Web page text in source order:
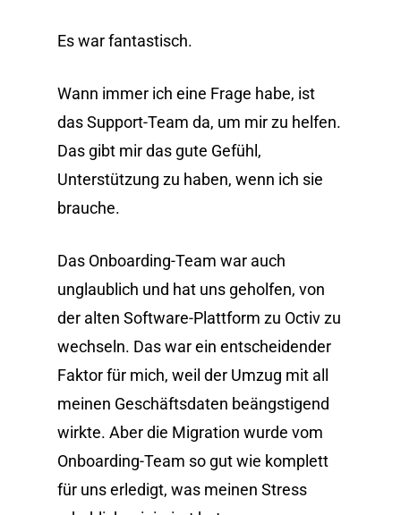
Es war fantastisch.
Wann immer ich eine Frage habe, ist
das Support-Team da, um mir zu helfen.
Das gibt mir das gute Gefühl,
Unterstützung zu haben, wenn ich sie
brauche.
Das Onboarding-Team war auch
unglaublich und hat uns geholfen, von
der alten Software-Plattform zu Octiv zu
wechseln. Das war ein entscheidender
Faktor für mich, weil der Umzug mit all
meinen Geschäftsdaten beängstigend
wirkte. Aber die Migration wurde vom
Onboarding-Team so gut wie komplett
für uns erledigt, was meinen Stress